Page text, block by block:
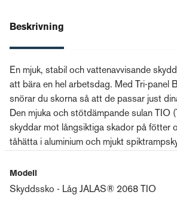
Beskrivning
En mjuk, stabil och vattenavvisande
att bära en hel arbetsdag. Med Tri-panel
snörar du skorna så att de passar just
Den mjuka och stötdämpande sulan TIO
skyddar mot långsiktiga skador på fötter
tåhätta i aluminium och mjukt
Modell
Skyddssko - Låg JALAS® 2068 TIO